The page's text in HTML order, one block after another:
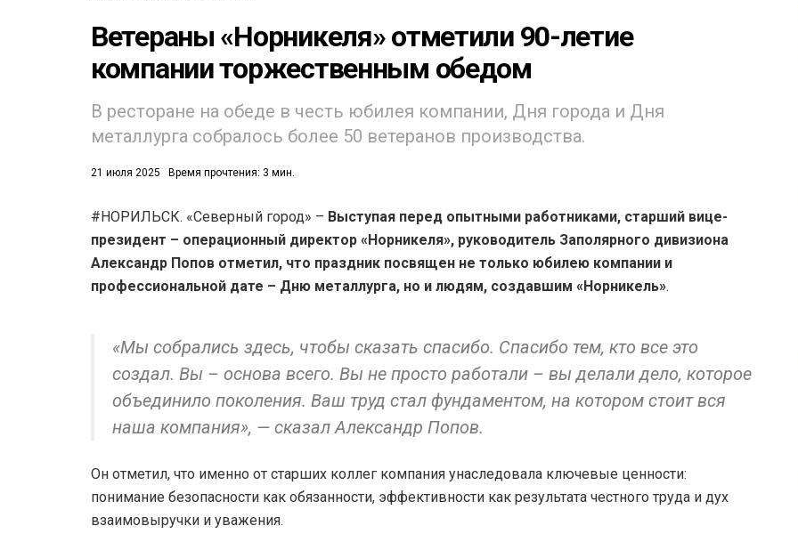
Ветераны «Норникеля» отметили 90-летие
компании торжественным обедом
В ресторане на обеде в честь юбилея компании, Дня города и Дня
металлурга собралось более 50 ветеранов производства.
21 июля 2025 Время прочтения: 3 мин.
#НОРИЛЬСК. «Северный город» – Выступая перед опытными работниками, старший вице-
президент – операционный директор «Норникеля», руководитель Заполярного дивизиона
Александр Попов отметил, что праздник посвящен не только юбилею компании и
профессиональной дате – Дню металлурга, но и людям, создавшим «Норникель».
«Мы собрались здесь, чтобы сказать спасибо. Спасибо тем, кто все это
создал. Вы – основа всего. Вы не просто работали – вы делали дело, которое
объединило поколения. Ваш труд стал фундаментом, на котором стоит вся
наша компания», — сказал Александр Попов.
Он отметил, что именно от старших коллег компания унаследовала ключевые ценности:
понимание безопасности как обязанности, эффективности как результата честного труда и дух
взаимовыручки и уважения.